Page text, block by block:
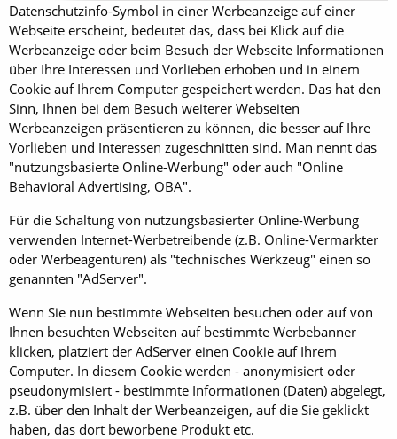
Datenschutzinfo-Symbol in einer Werbeanzeige auf einer
Webseite erscheint, bedeutet das, dass bei Klick auf die
Werbeanzeige oder beim Besuch der Webseite Informationen
über Ihre Interessen und Vorlieben erhoben und in einem
Cookie auf Ihrem Computer gespeichert werden. Das hat den
Sinn, Ihnen bei dem Besuch weiterer Webseiten
Werbeanzeigen präsentieren zu können, die besser auf Ihre
Vorlieben und Interessen zugeschnitten sind. Man nennt das
"nutzungsbasierte Online-Werbung" oder auch "Online
Behavioral Advertising, OBA".
Für die Schaltung von nutzungsbasierter Online-Werbung
verwenden Internet-Werbetreibende (z.B. Online-Vermarkter
oder Werbeagenturen) als "technisches Werkzeug" einen so
genannten "AdServer".
Wenn Sie nun bestimmte Webseiten besuchen oder auf von
Ihnen besuchten Webseiten auf bestimmte Werbebanner
klicken, platziert der AdServer einen Cookie auf Ihrem
Computer. In diesem Cookie werden - anonymisiert oder
pseudonymisiert - bestimmte Informationen (Daten) abgelegt,
z.B. über den Inhalt der Werbeanzeigen, auf die Sie geklickt
haben, das dort beworbene Produkt etc.